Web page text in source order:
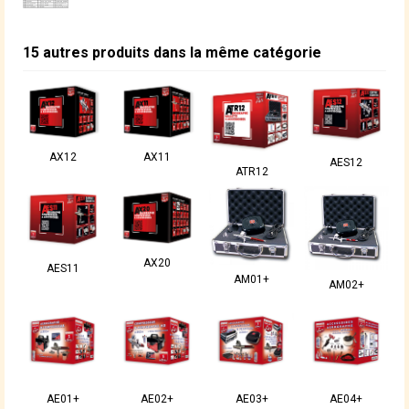
15 autres produits dans la même catégorie
AX12
AX11
ATR12
AES12
AES11
AX20
AM01+
AM02+
AE01+ AE02+ AE03+ AE04+